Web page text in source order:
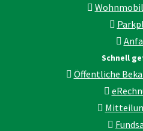
Schnell
Öffentliche